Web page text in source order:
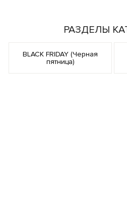
РАЗДЕЛЫ
BLACK FRIDAY (Черная
пятница)